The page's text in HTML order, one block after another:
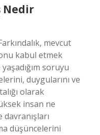
Nedir
mevcut
kabul etmek
soruyu
duygularını ve
olarak
insan ne
düşüncelerini